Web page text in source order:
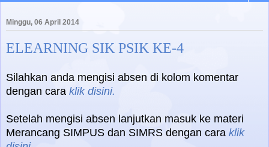
Minggu, 06 April 2014
ELEARNING SIK PSIK KE-4
Silahkan anda mengisi absen di kolom komentar
dengan cara klik disini.
Setelah mengisi absen lanjutkan masuk ke materi
Merancang SIMPUS dan SIMRS dengan cara klik